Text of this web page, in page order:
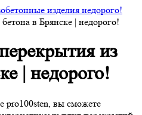
изделия недорого!
в Брянске | недорого!
из
| недорого!
вы сможете